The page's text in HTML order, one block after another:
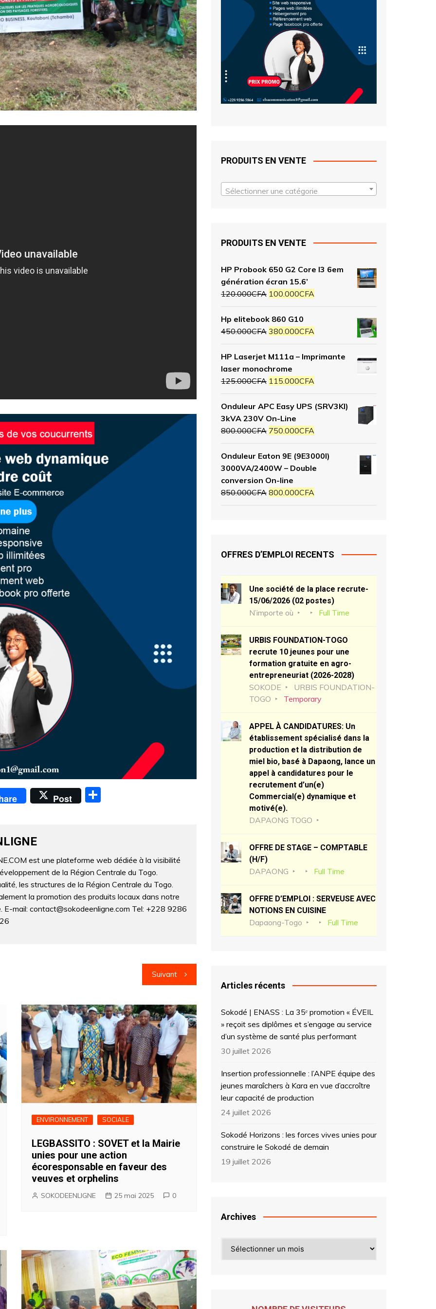
ARCOD
CONSTRUIRE ENSEMBLE
MAPTO
PASDI-AFRIQUE
ADIEJ
Nous soutenir
IPM
BAKITHA
LE PRINCE
MON AVENIR
EXCELLENCE
Post
er
est une plateforme web dédiée à la visibilité
de la Région Centrale du Togo.
les structures de la Région Centrale du Togo.
la promotion des produits locaux dans notre
E-mail: contact@sokodeenligne.com Tel: +228 9286
Suivant
ENVIRONNEMENT SOCIALE
LEGBASSITO : SOVET et la Mairie
unies pour une action
écoresponsable en faveur des
veuves et orphelins
SOKODEENLIGNE 25 mai 2025 0
PRODUITS EN VENTE
Sélectionner une catégorie
PRODUITS EN VENTE
HP Probook 650 G2 Core I3 6em
génération écran 15.6’
120.000CFA 100.000CFA
Hp elitebook 860 G10
450.000CFA 380.000CFA
HP Laserjet M111a – Imprimante
laser monochrome
125.000CFA 115.000CFA
Onduleur APC Easy UPS (SRV3KI)
3kVA 230V On-Line
800.000CFA 750.000CFA
Onduleur Eaton 9E (9E3000I)
3000VA/2400W – Double
conversion On-line
850.000CFA 800.000CFA
OFFRES D’EMPLOI RECENTS
Une société de la place recrute-
15/06/2026 (02 postes)
N’importe où Full Time
URBIS FOUNDATION-TOGO
recrute 10 jeunes pour une
formation gratuite en agro-
entrepreneuriat (2026-2028)
SOKODE
URBIS FOUNDATION-
TOGO
Temporary
APPEL À CANDIDATURES: Un
établissement spécialisé dans la
production et la distribution de
miel bio, basé à Dapaong, lance un
appel à candidatures pour le
recrutement d’un(e)
Commercial(e) dynamique et
motivé(e).
DAPAONG TOGO
OFFRE DE STAGE – COMPTABLE
(H/F)
DAPAONG Full Time
OFFRE D’EMPLOI : SERVEUSE AVEC
NOTIONS EN CUISINE
Dapaong-Togo Full Time
Articles récents
Sokodé | ENASS : La 35ᵉ promotion « ÉVEIL
» reçoit ses diplômes et s’engage au service
d’un système de santé plus performant
30 juillet 2026
Insertion professionnelle : l’ANPE équipe des
jeunes maraîchers à Kara en vue d’accroître
leur capacité de production
24 juillet 2026
Sokodé Horizons : les forces vives unies pour
construire le Sokodé de demain
19 juillet 2026
Archives